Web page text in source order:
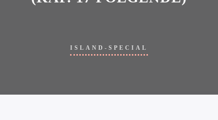
ISLAND-SPECIAL